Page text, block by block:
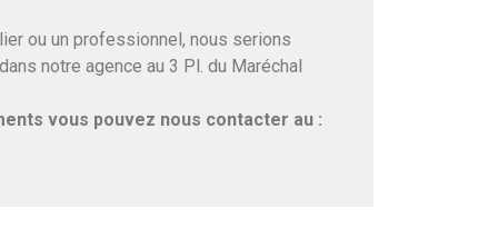
ou un professionnel, nous serions
notre agence au 3 Pl. du Maréchal
vous pouvez nous contacter au :